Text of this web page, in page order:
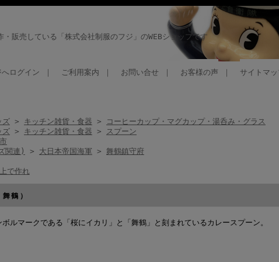
販売している「株式会社制服のフジ」のWEBショップです
ログイン ご利用案内 お問い合せ お客様の声 サイトマ
ズ > キッチン雑貨・食器 >
コーヒーカップ・マグカップ・湯呑み・グラス
ズ > キッチン雑貨・食器 > スプーン
関連) > 大日本帝国海軍 > 舞鶴鎮守府
で作れ
鶴）
ルマークである「桜にイカリ」と「舞鶴」と刻まれているカレースプーン。